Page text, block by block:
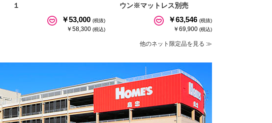
１
￥53,000 (税抜)
￥58,300 (税込)
ウン※マットレス別売
￥63,546 (税抜)
￥69,900 (税込)
他のネット限定品を見る ≫